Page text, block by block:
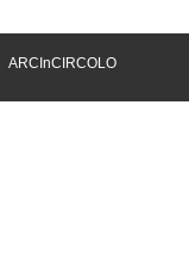
ARCInCIRCOLO